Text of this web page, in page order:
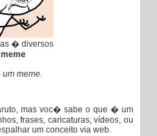
� diversos
meme.
mas voc� sabe o que � um
frases, caricaturas, vídeos, ou
um conceito via web.